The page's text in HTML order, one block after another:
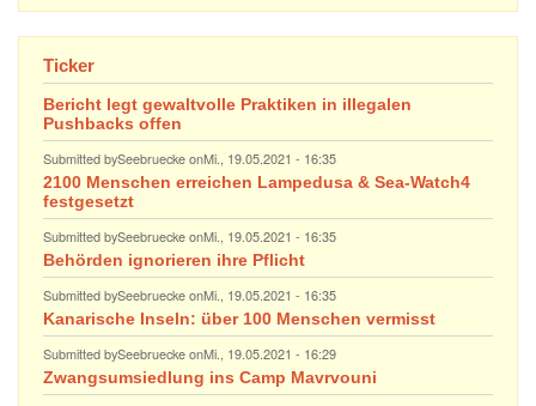
Ticker
Bericht legt gewaltvolle Praktiken in illegalen
Pushbacks offen
Submitted bySeebrueckeonMi., 19.05.2021 - 16:35
2100 Menschen erreichen Lampedusa & Sea-Watch4
festgesetzt
Submitted bySeebrueckeonMi., 19.05.2021 - 16:35
Behörden ignorieren ihre Pflicht
Submitted bySeebrueckeonMi., 19.05.2021 - 16:35
Kanarische Inseln: über 100 Menschen vermisst
Submitted bySeebrueckeonMi., 19.05.2021 - 16:29
Zwangsumsiedlung ins Camp Mavrvouni